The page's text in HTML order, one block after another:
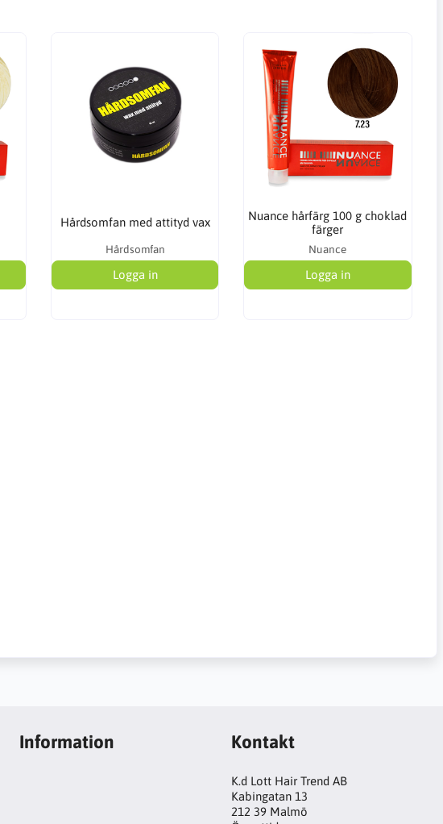
Hårdsomfan med attityd vax
Hårdsomfan
Logga in
Nuance hårfärg 100 g choklad
färger
Nuance
Logga in
Information Kontakt
K.d Lott Hair Trend AB
Kabingatan 13
212 39 Malmö